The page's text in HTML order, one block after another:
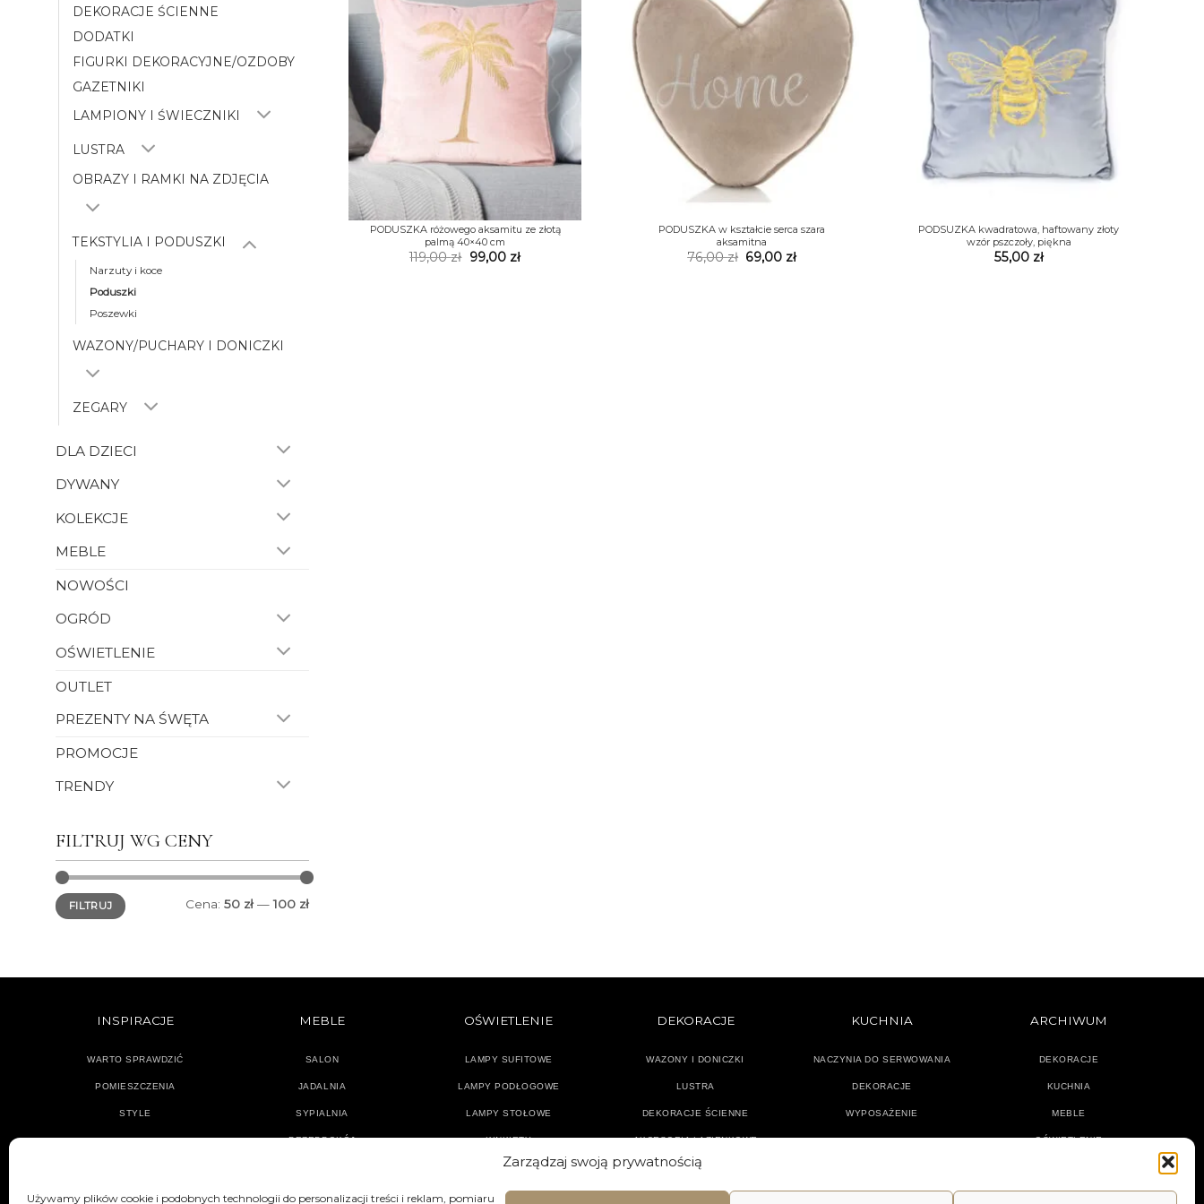
Zarządzaj swoją prywatnością
Używamy plików cookie i podobnych technologii do personalizacji treści i reklam, pomiaru
DEKORACJE ŚCIENNE
DODATKI
FIGURKI DEKORACYJNE/OZDOBY
GAZETNIKI
LAMPIONY I ŚWIECZNIKI
LUSTRA
OBRAZY I RAMKI NA ZDJĘCIA
TEKSTYLIA I PODUSZKI
Narzuty i koce
Poduszki
Poszewki
WAZONY/PUCHARY I DONICZKI
ZEGARY
DLA DZIECI
DYWANY
KOLEKCJE
MEBLE
NOWOŚCI
OGRÓD
OŚWIETLENIE
OUTLET
PREZENTY NA ŚWĘTA
PROMOCJE
TRENDY
FILTRUJ WG CENY
Cena
min.
Cena
maks.FILTRUJ Cena: 50 zł—100 zł
PODUSZKA różowego aksamitu ze złotą
palmą 40×40 cm
119,00zł Pierwotna
cena
99,00 złAktualna
PODUSZKA w kształcie serca szara
aksamitna
76,00zł Pierwotna
cena
69,00 złAktualna
PODSUZKA kwadratowa, haftowany złoty
wzór pszczoły, piękna
55,00 zł
INSPIRACJE
WARTO SPRAWDZIĆ
POMIESZCZENIA
STYLE
MEBLE
SALON
JADALNIA
SYPIALNIA
PRZEDPOKÓJ
OŚWIETLENIE
LAMPY SUFITOWE
LAMPY PODŁOGOWE
LAMPY STOŁOWE
KINKIETY
DEKORACJE
WAZONY I DONICZKI
LUSTRA
DEKORACJE ŚCIENNE
AKCESORIA ŁAZIENKOWE
TEKSTYLIA
KUCHNIA
NACZYNIA DO SERWOWANIA
DEKORACJE
WYPOSAŻENIE
ARCHIWUM
DEKORACJE
KUCHNIA
MEBLE
OŚWIETLENIE